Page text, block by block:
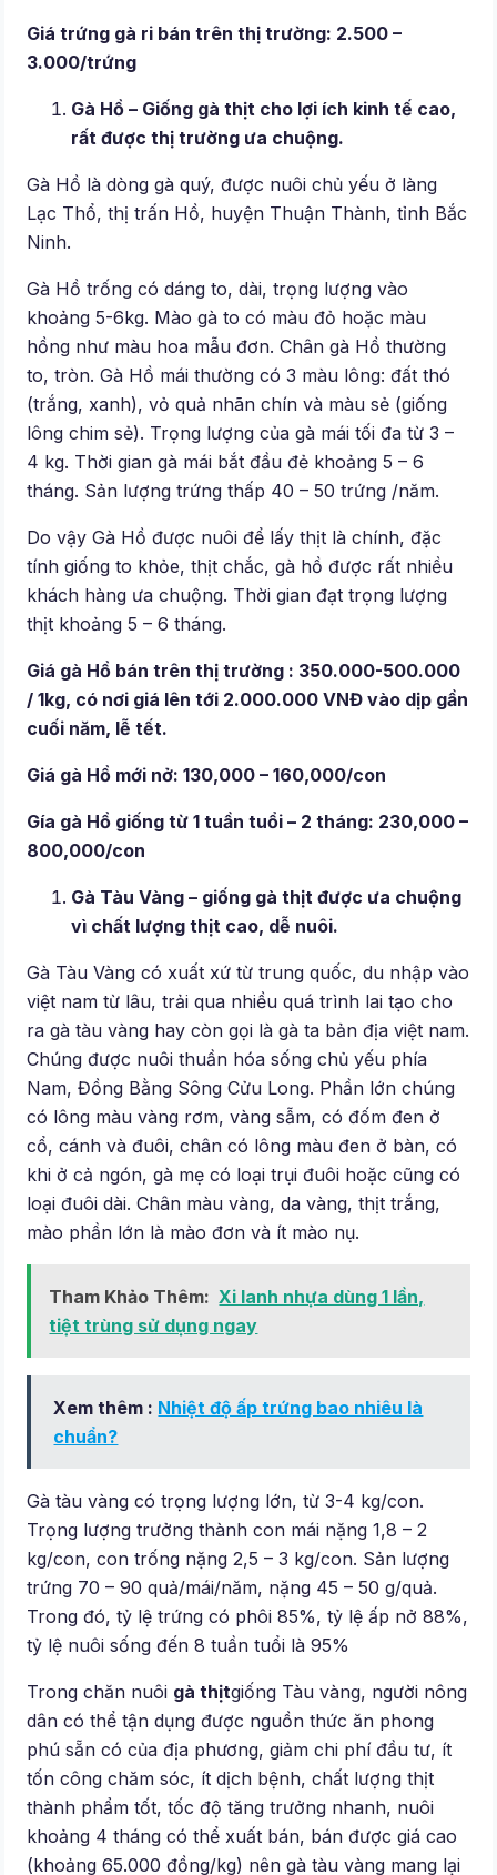
Giá trứng gà ri bán trên thị trường: 2.500 –
3.000/trứng
Gà Hồ – Giống gà thịt cho lợi ích kinh tế cao,
rất được thị trường ưa chuộng.
Gà Hồ là dòng gà quý, được nuôi chủ yếu ở làng
Lạc Thổ, thị trấn Hồ, huyện Thuận Thành, tỉnh Bắc
Ninh.
Gà Hồ trống có dáng to, dài, trọng lượng vào
khoảng 5-6kg. Mào gà to có màu đỏ hoặc màu
hồng như màu hoa mẫu đơn. Chân gà Hồ thường
to, tròn. Gà Hồ mái thường có 3 màu lông: đất thó
(trắng, xanh), vỏ quả nhãn chín và màu sẻ (giống
lông chim sẻ). Trọng lượng của gà mái tối đa từ 3 –
4 kg. Thời gian gà mái bắt đầu đẻ khoảng 5 – 6
tháng. Sản lượng trứng thấp 40 – 50 trứng /năm.
Do vậy Gà Hồ được nuôi để lấy thịt là chính, đặc
tính giống to khỏe, thịt chắc, gà hồ được rất nhiều
khách hàng ưa chuộng. Thời gian đạt trọng lượng
thịt khoảng 5 – 6 tháng.
Giá gà Hồ bán trên thị trường : 350.000-500.000
/ 1kg, có nơi giá lên tới 2.000.000 VNĐ vào dịp gần
cuối năm, lễ tết.
Giá gà Hồ mới nở: 130,000 – 160,000/con
Gía gà Hồ giống từ 1 tuần tuổi – 2 tháng: 230,000 –
800,000/con
Gà Tàu Vàng – giống gà thịt được ưa chuộng
vì chất lượng thịt cao, dễ nuôi.
Gà Tàu Vàng có xuất xứ từ trung quốc, du nhập vào
việt nam từ lâu, trải qua nhiều quá trình lai tạo cho
ra gà tàu vàng hay còn gọi là gà ta bản địa việt nam.
Chúng được nuôi thuần hóa sống chủ yếu phía
Nam, Đồng Bằng Sông Cửu Long. Phần lớn chúng
có lông màu vàng rơm, vàng sẫm, có đốm đen ở
cổ, cánh và đuôi, chân có lông màu đen ở bàn, có
khi ở cả ngón, gà mẹ có loại trụi đuôi hoặc cũng có
loại đuôi dài. Chân màu vàng, da vàng, thịt trắng,
mào phần lớn là mào đơn và ít mào nụ.
Tham Khảo Thêm: Xi lanh nhựa dùng 1 lần,
tiệt trùng sử dụng ngay
Xem thêm : Nhiệt độ ấp trứng bao nhiêu là
chuẩn?
Gà tàu vàng có trọng lượng lớn, từ 3-4 kg/con.
Trọng lượng trưởng thành con mái nặng 1,8 – 2
kg/con, con trống nặng 2,5 – 3 kg/con. Sản lượng
trứng 70 – 90 quả/mái/năm, nặng 45 – 50 g/quả.
Trong đó, tỷ lệ trứng có phôi 85%, tỷ lệ ấp nở 88%,
tỷ lệ nuôi sống đến 8 tuần tuổi là 95%
Trong chăn nuôi gà thịtgiống Tàu vàng, người nông
dân có thể tận dụng được nguồn thức ăn phong
phú sẵn có của địa phương, giảm chi phí đầu tư, ít
tốn công chăm sóc, ít dịch bệnh, chất lượng thịt
thành phẩm tốt, tốc độ tăng trưởng nhanh, nuôi
khoảng 4 tháng có thể xuất bán, bán được giá cao
(khoảng 65.000 đồng/kg) nên gà tàu vàng mang lại